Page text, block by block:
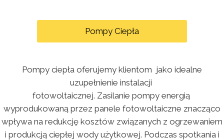
Pompy ciepła oferujemy klientom jako idealne
uzupełnienie instalacji
fotowoltaicznej. Zasilanie pompy energią
wyprodukowaną przez panele fotowoltaiczne znacząco
wpływa na redukcję kosztów związanych z ogrzewaniem
i produkcją ciepłej wody użytkowej. Podczas spotkania i
Pompy Ciepła